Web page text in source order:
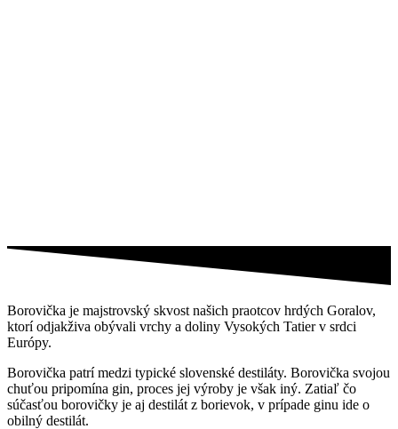
Borovička je majstrovský skvost našich praotcov hrdých Goralov,
ktorí odjakživa obývali vrchy a doliny Vysokých Tatier v srdci
Európy.
Borovička patrí medzi typické slovenské destiláty. Borovička svojou
chuťou pripomína gin, proces jej výroby je však iný. Zatiaľ čo
súčasťou borovičky je aj destilát z borievok, v prípade ginu ide o
obilný destilát.